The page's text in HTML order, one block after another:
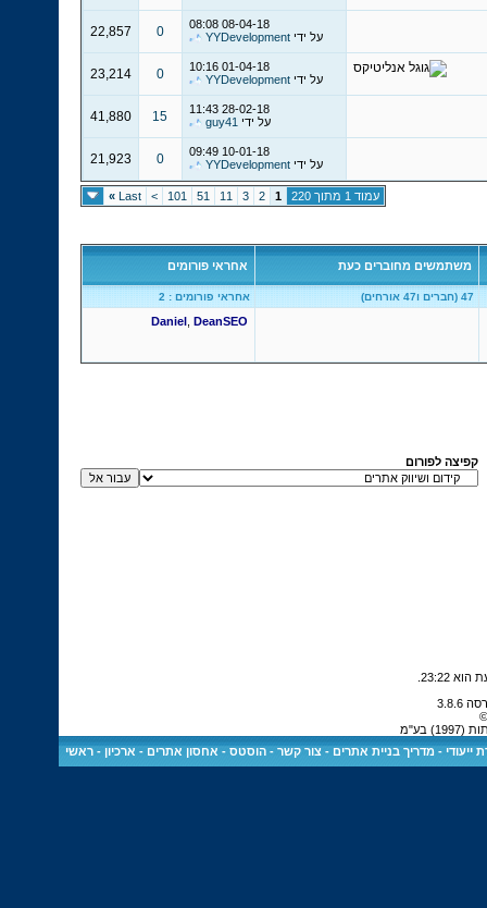
08-04-18
08:08
על ידיYYDevelopment
0
22,857
01-04-18
10:16
על ידיYYDevelopment
0
23,214
28-02-18
11:43
על ידי guy41
15
41,880
10-01-18
09:49
על ידיYYDevelopment
0
21,923
עמוד 1 מתוך 220 1
2
3
11
51
101
>
Last
»
משתמשים מחוברים כעת אחראי פורומים
47 (חברים ו47 אורחים) אחראי פורומים : 2
Daniel, DeanSEO
קפיצה לפורום
23:22
בע"מ
ייעודי -מדריך בניית אתרים -צור קשר -הוסטס - אחסון אתרים - ארכיון -ראשי